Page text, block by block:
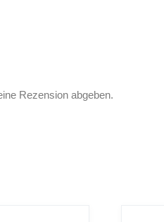
Rezension abgeben.